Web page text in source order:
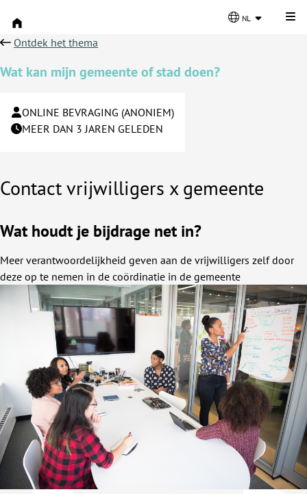
nl
Ontdek het thema
Wat kan mijn gemeente of stad doen?
ONLINE BEVRAGING (ANONIEM)
MEER DAN 3 JAREN GELEDEN
Contact vrijwilligers x gemeente
Wat houdt je bijdrage net in?
Meer verantwoordelijkheid geven aan de vrijwilligers zelf door
deze op te nemen in de coördinatie in de gemeente